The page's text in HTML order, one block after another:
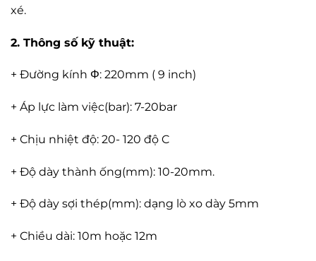
xé.
2. Thông số kỹ thuật:
+ Đường kính Φ: 220mm ( 9 inch)
+ Áp lực làm việc(bar): 7-20bar
+ Chịu nhiệt độ: 20- 120 độ C
+ Độ dày thành ống(mm): 10-20mm.
+ Độ dày sợi thép(mm): dạng lò xo dày 5mm
+ Chiều dài: 10m hoặc 12m